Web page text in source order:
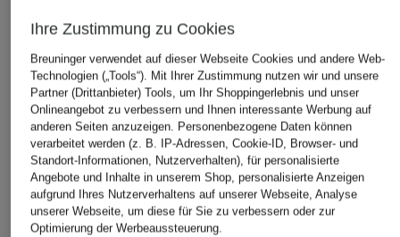
Ihre Zustimmung zu Cookies
Breuninger verwendet auf dieser Webseite Cookies und andere Web-
Technologien („Tools“). Mit Ihrer Zustimmung nutzen wir und unsere
Partner (Drittanbieter) Tools, um Ihr Shoppingerlebnis und unser
Onlineangebot zu verbessern und Ihnen interessante Werbung auf
anderen Seiten anzuzeigen. Personenbezogene Daten können
verarbeitet werden (z. B. IP-Adressen, Cookie-ID, Browser- und
Standort-Informationen, Nutzerverhalten), für personalisierte
Angebote und Inhalte in unserem Shop, personalisierte Anzeigen
aufgrund Ihres Nutzerverhaltens auf unserer Webseite, Analyse
unserer Webseite, um diese für Sie zu verbessern oder zur
Optimierung der Werbeaussteuerung.